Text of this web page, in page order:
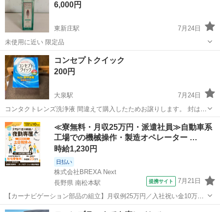
本セットでの金額となりま...
6,000円
東新庄駅
7月24日
未使用に近い 限定品
富山 富山市 東新庄駅 香水
コンセプトクイック
200円
大泉駅
7月24日
コンタクトレンズ洗浄液 間違えて購入したためお譲りします。 封は開
けてありますが未使用です。 消毒液の方1回のみ使用。
富山 富山市 大泉駅 その他 クイック
≪寮無料・月収25万円・派遣社員≫自動車系
工場での機械操作・製造オペレーター …
時給1,230円
日払い
株式会社BREXA Next
長野県 南松本駅
提携サイト 7月21日
【カーナビゲーション部品の組立】月収例25万円／入社祝い金10万
円！／うれしい土日祝休み★年間休日125日／稼げる夜勤専属！日払い
長野 松本市 南松本駅 その他